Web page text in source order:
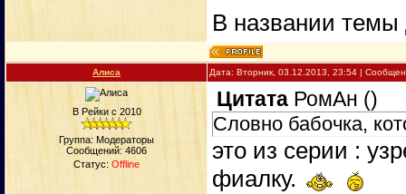
В названии темы
Алиса Дата: Вторник, 03.12.2013, 23:54 |
В Рейки с 2010
Группа: Модераторы
Сообщений: 4606
Статус: Offline
Цитата РомАн ()
Словно бабочка,
это из серии :
фиалку.